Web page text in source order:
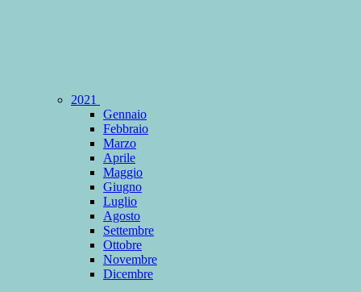
2021
Gennaio
Febbraio
Marzo
Aprile
Maggio
Giugno
Luglio
Agosto
Settembre
Ottobre
Novembre
Dicembre